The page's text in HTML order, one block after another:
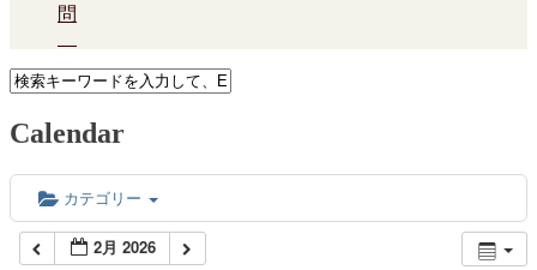
問
Calendar
カテゴリー
2月 2026